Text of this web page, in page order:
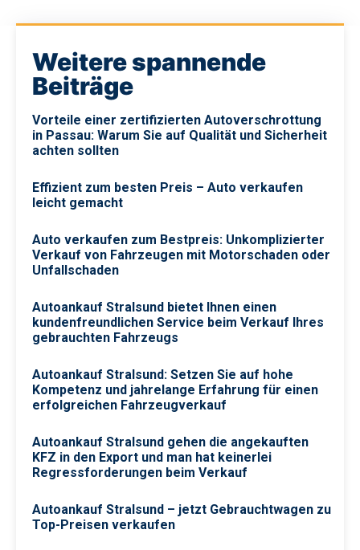
Weitere spannende
Beiträge
Vorteile einer zertifizierten Autoverschrottung
in Passau: Warum Sie auf Qualität und Sicherheit
achten sollten
Effizient zum besten Preis – Auto verkaufen
leicht gemacht
Auto verkaufen zum Bestpreis: Unkomplizierter
Verkauf von Fahrzeugen mit Motorschaden oder
Unfallschaden
Autoankauf Stralsund bietet Ihnen einen
kundenfreundlichen Service beim Verkauf Ihres
gebrauchten Fahrzeugs
Autoankauf Stralsund: Setzen Sie auf hohe
Kompetenz und jahrelange Erfahrung für einen
erfolgreichen Fahrzeugverkauf
Autoankauf Stralsund gehen die angekauften
KFZ in den Export und man hat keinerlei
Regressforderungen beim Verkauf
Autoankauf Stralsund – jetzt Gebrauchtwagen zu
Top-Preisen verkaufen